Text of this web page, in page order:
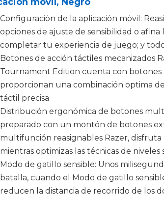
Configuración de la aplicación móvil:
opciones de ajuste de sensibilidad o
completar tu experiencia de juego; y
Botones de acción táctiles mecanizados
Tournament Edition cuenta con botones
proporcionan una combinación optima
táctil precisa
Distribución ergonómica de botones
preparado con un montón de botones
multifunción reasignables Razer,
mientras optimizas las técnicas de niveles
Modo de gatillo sensible: Unos
batalla, cuando el Modo de gatillo
reducen la distancia de recorrido de los